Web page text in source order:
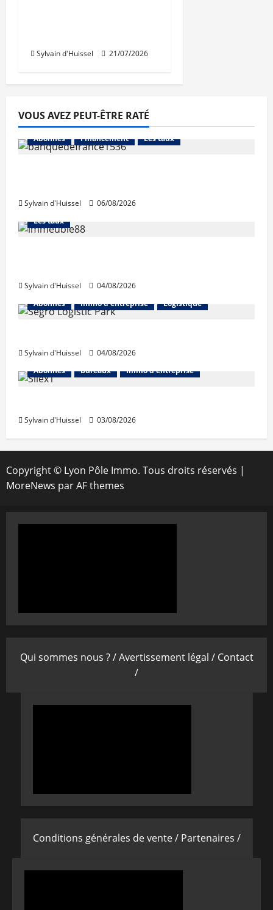
Sylvain d'Huissel 21/07/2026
VOUS AVEZ PEUT-ÊTRE RATÉ
Abonnés Financement Les taux
Sylvain d'Huissel 06/08/2026
Abonnés Financement
Les taux
Sylvain d'Huissel
04/08/2026
Abonnés
Immo d'entreprise Logistique
Sylvain d'Huissel
04/08/2026
Abonnés
Bureaux Immo d'entreprise
Sylvain d'Huissel 03/08/2026
Copyright © Lyon Pôle Immo. Tous droits réservés |
MoreNews par AF themes
Qui sommes nous ? /Avertissement légal / Contact
/
Conditions générales de vente / Partenaires /